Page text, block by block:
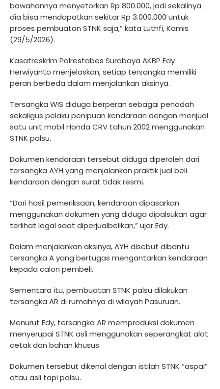
bawahannya menyetorkan Rp 800.000, jadi sekalinya
dia bisa mendapatkan sekitar Rp 3.000.000 untuk
proses pembuatan STNK saja,” kata Luthfi, Kamis
(29/5/2026).
Kasatreskrim Polrestabes Surabaya AKBP Edy
Herwiyanto menjelaskan, setiap tersangka memiliki
peran berbeda dalam menjalankan aksinya.
Tersangka WIS diduga berperan sebagai penadah
sekaligus pelaku penipuan kendaraan dengan menjual
satu unit mobil Honda CRV tahun 2002 menggunakan
STNK palsu.
Dokumen kendaraan tersebut diduga diperoleh dari
tersangka AYH yang menjalankan praktik jual beli
kendaraan dengan surat tidak resmi.
“Dari hasil pemeriksaan, kendaraan dipasarkan
menggunakan dokumen yang diduga dipalsukan agar
terlihat legal saat diperjualbelikan,” ujar Edy.
Dalam menjalankan aksinya, AYH disebut dibantu
tersangka A yang bertugas mengantarkan kendaraan
kepada calon pembeli.
Sementara itu, pembuatan STNK palsu dilakukan
tersangka AR di rumahnya di wilayah Pasuruan.
Menurut Edy, tersangka AR memproduksi dokumen
menyerupai STNK asli menggunakan seperangkat alat
cetak dan bahan khusus.
Dokumen tersebut dikenal dengan istilah STNK “aspal”
atau asli tapi palsu.